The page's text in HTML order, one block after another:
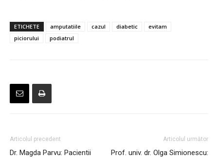
ETICHETE amputatiile cazul diabetic
evitam
piciorului
podiatrul
Articolul precedent
Dr. Magda Parvu: Pacientii
Articolul următor
Prof. univ. dr. Olga Simionescu: